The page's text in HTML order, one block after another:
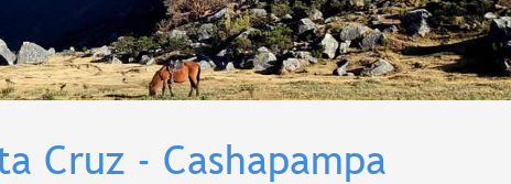
Cruz - Cashapampa